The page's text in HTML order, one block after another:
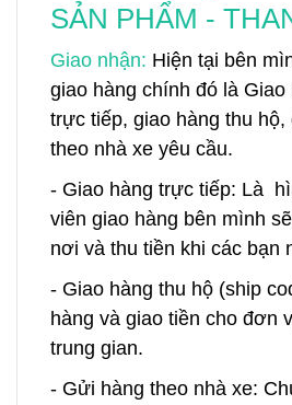
SẢN PHẨM -
Giao nhận: Hiện tại bên
giao hàng chính đó là Giao
trực tiếp, giao hàng thu hộ,
theo nhà xe yêu cầu.
- Giao hàng trực tiếp: Là
viên giao hàng bên mình
nơi và thu tiền khi các bạn
- Giao hàng thu hộ (ship
hàng và giao tiền cho đơn
trung gian.
- Gửi hàng theo nhà xe: